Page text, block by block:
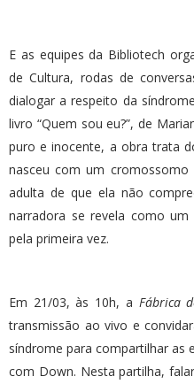
E as equipes da Bibliotech
de Cultura, rodas de
dialogar a respeito da
livro “Quem sou eu?”, de
puro e inocente, a obra trata
nasceu com um
adulta de que ela não
narradora se revela como
pela primeira vez.
Em 21/03, às 10h, a Fábrica
transmissão ao vivo e
síndrome para compartilhar as
com Down. Nesta partilha,